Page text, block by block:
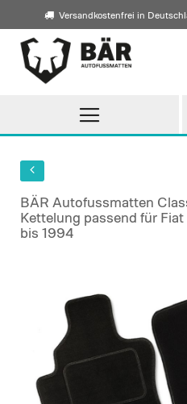
Versandkostenfrei in
Direkt
zum
Inhalt
BÄR Autofussmatten
Kettelung passend für
bis 1994
images
gallery